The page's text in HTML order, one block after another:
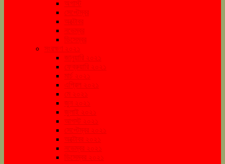
অগাস্ট
সেপ্টেম্বর
অক্টোবর
নভেম্বর
ডিসেম্বর
সংরক্ষণ ২০২১
জানুয়ারি ২০২১
ফেব্রুয়ারি ২০২১
মার্চ ২০২১
এপ্রিল ২০২১
মে ২০২১
জুন ২০২১
জুলাই ২০২১
আগস্ট ২০২১
সেপ্টেম্বর ২০২১
অক্টোবর ২০২১
নভেম্বর ২০২১
ডিসেম্বর ২০২১